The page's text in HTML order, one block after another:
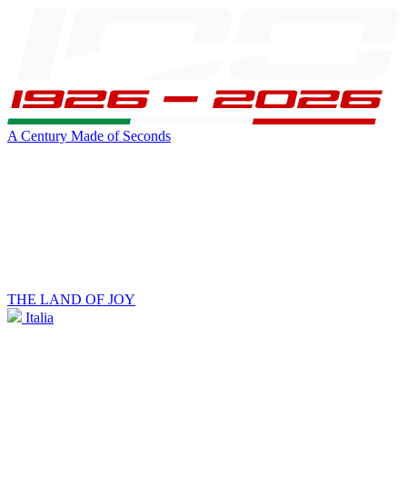
A Century Made of Seconds
THE LAND OF JOY
Italia